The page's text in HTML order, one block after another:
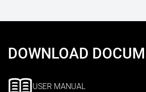
DOWNLOAD
USER MANUAL